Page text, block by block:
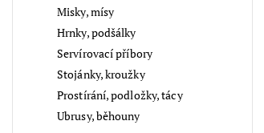
Misky, mísy
Hrnky, podšálky
Servírovací příbory
Stojánky, kroužky
Prostírání, podložky, tácy
Ubrusy, běhouny